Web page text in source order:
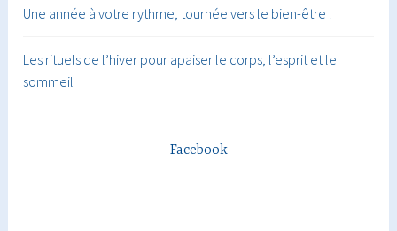
Une année à votre rythme, tournée vers le bien-être !
Les rituels de l’hiver pour apaiser le corps, l’esprit et le
sommeil
Facebook